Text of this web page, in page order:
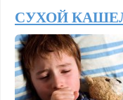
СУХОЙ